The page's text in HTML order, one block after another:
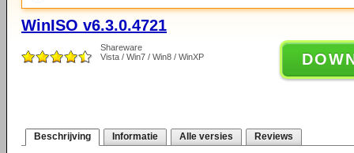
WinISO v6.3.0.4721
Shareware
Vista / Win7 / Win8 / WinXP
Beschrijving Informatie Alle versies Reviews